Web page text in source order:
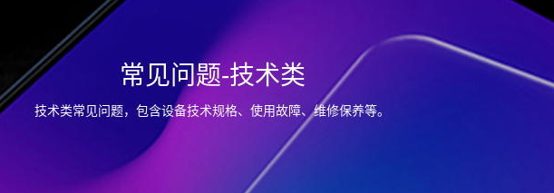
常见问题-技术类
技术类常见问题，包含设备技术规格、使用故障、维修保养等。